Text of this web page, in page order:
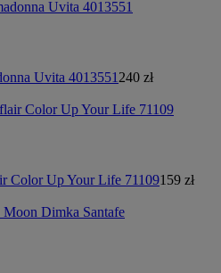
Uvita 4013551 240 zł
Color Up Your Life 71109159 zł